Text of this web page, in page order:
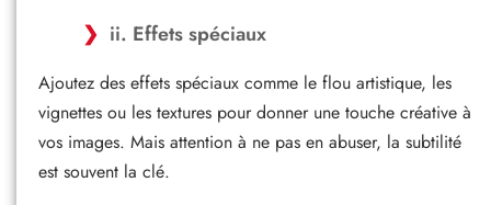
ii. Effets spéciaux
Ajoutez des effets spéciaux comme le flou artistique, les
vignettes ou les textures pour donner une touche créative à
vos images. Mais attention à ne pas en abuser, la subtilité
est souvent la clé.